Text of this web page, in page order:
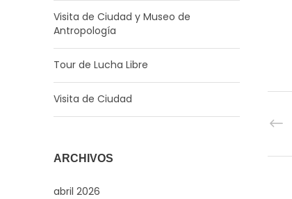
Visita de Ciudad y Museo de
Antropología
Tour de Lucha Libre
Visita de Ciudad
ARCHIVOS
abril 2026